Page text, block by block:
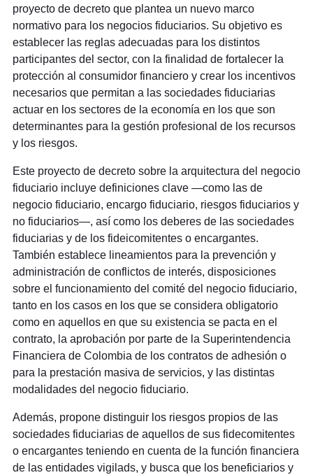
proyecto de decreto que plantea un nuevo marco
normativo para los negocios fiduciarios. Su objetivo es
establecer las reglas adecuadas para los distintos
participantes del sector, con la finalidad de fortalecer la
protección al consumidor financiero y crear los incentivos
necesarios que permitan a las sociedades fiduciarias
actuar en los sectores de la economía en los que son
determinantes para la gestión profesional de los recursos
y los riesgos.
Este proyecto de decreto sobre la arquitectura del negocio
fiduciario incluye definiciones clave —como las de
negocio fiduciario, encargo fiduciario, riesgos fiduciarios y
no fiduciarios—, así como los deberes de las sociedades
fiduciarias y de los fideicomitentes o encargantes.
También establece lineamientos para la prevención y
administración de conflictos de interés, disposiciones
sobre el funcionamiento del comité del negocio fiduciario,
tanto en los casos en los que se considera obligatorio
como en aquellos en que su existencia se pacta en el
contrato, la aprobación por parte de la Superintendencia
Financiera de Colombia de los contratos de adhesión o
para la prestación masiva de servicios, y las distintas
modalidades del negocio fiduciario.
Además, propone distinguir los riesgos propios de las
sociedades fiduciarias de aquellos de sus fidecomitentes
o encargantes teniendo en cuenta de la función financiera
de las entidades vigilads, y busca que los beneficiarios y